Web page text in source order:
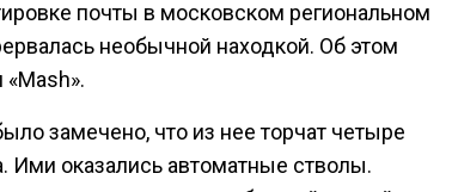
почты в московском региональном
необычной находкой. Об этом
замечено, что из нее торчат четыре
Ими оказались автоматные стволы.